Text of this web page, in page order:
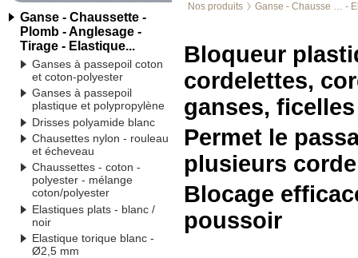
Ganse - Chaussette -
Plomb - Anglesage -
Tirage - Elastique...
Ganses à passepoil coton
et coton-polyester
Ganses à passepoil
plastique et polypropylène
Drisses polyamide blanc
Chausettes nylon - rouleau
et écheveau
Chaussettes - coton -
polyester - mélange
coton/polyester
Elastiques plats - blanc /
noir
Elastique torique blanc -
Ø2,5 mm
Nos produits Ganse - Chausse … -
Bloqueur
cordelettes,
ganses, ficelles
Permet le
plusieurs
Blocage
poussoir